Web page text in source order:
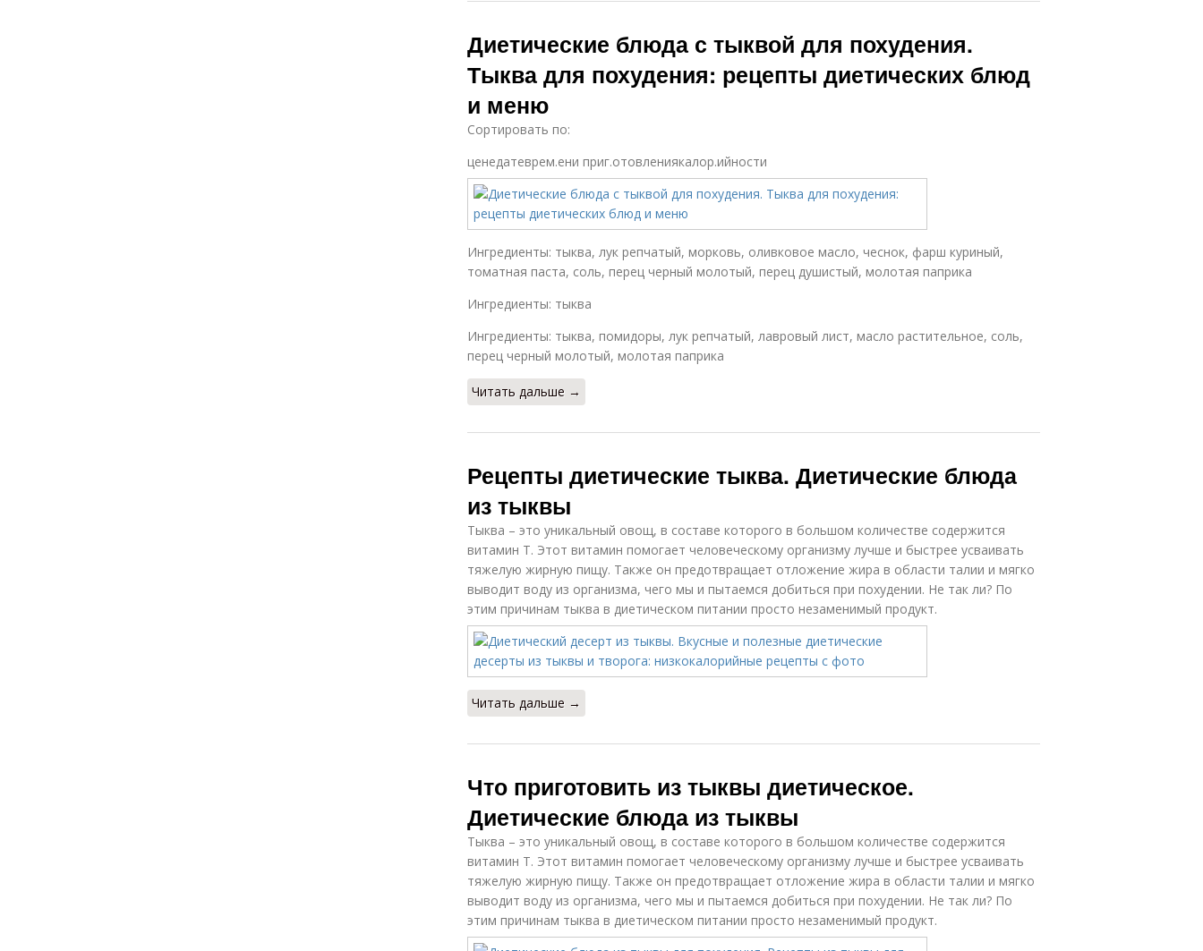
Диетические блюда с тыквой для похудения.
Тыква для похудения: рецепты диетических блюд
и меню
Сортировать по:
ценедатеврем.ени приг.отовлениякалор.ийности
Ингредиенты: тыква, лук репчатый, морковь, оливковое масло, чеснок, фарш куриный,
томатная паста, соль, перец черный молотый, перец душистый, молотая паприка
Ингредиенты: тыква
Ингредиенты: тыква, помидоры, лук репчатый, лавровый лист, масло растительное, соль,
перец черный молотый, молотая паприка
Читать дальше →
Рецепты диетические тыква. Диетические блюда
из тыквы
Тыква – это уникальный овощ, в составе которого в большом количестве содержится
витамин Т. Этот витамин помогает человеческому организму лучше и быстрее усваивать
тяжелую жирную пищу. Также он предотвращает отложение жира в области талии и мягко
выводит воду из организма, чего мы и пытаемся добиться при похудении. Не так ли? По
этим причинам тыква в диетическом питании просто незаменимый продукт.
Читать дальше →
Что приготовить из тыквы диетическое.
Диетические блюда из тыквы
Тыква – это уникальный овощ, в составе которого в большом количестве содержится
витамин Т. Этот витамин помогает человеческому организму лучше и быстрее усваивать
тяжелую жирную пищу. Также он предотвращает отложение жира в области талии и мягко
выводит воду из организма, чего мы и пытаемся добиться при похудении. Не так ли? По
этим причинам тыква в диетическом питании просто незаменимый продукт.